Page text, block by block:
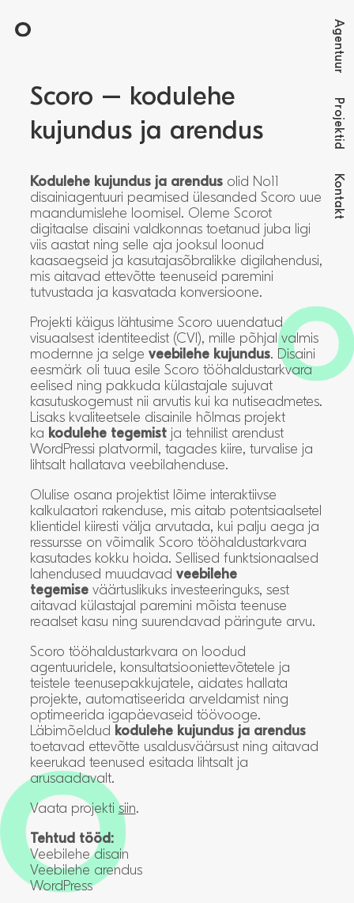
Agentuur
Projektid
Kontakt
Scoro – kodulehe
kujundus ja arendus
Kodulehe kujundus ja arendusolid No11
disainiagentuuri peamised ülesanded Scoro uue
maandumislehe loomisel. Oleme Scorot
digitaalse disaini valdkonnas toetanud juba ligi
viis aastat ning selle aja jooksul loonud
kaasaegseid ja kasutajasõbralikke digilahendusi,
mis aitavad ettevõtte teenuseid paremini
tutvustada ja kasvatada konversioone.
Projekti käigus lähtusime Scoro uuendatud
visuaalsest identiteedist (CVI), mille põhjal valmis
modernne ja selge veebilehe kujundus. Disaini
eesmärk oli tuua esile Scoro tööhaldustarkvara
eelised ning pakkuda külastajale sujuvat
kasutuskogemust nii arvutis kui ka nutiseadmetes.
Lisaks kvaliteetsele disainile hõlmas projekt
ka kodulehe tegemistja tehnilist arendust
WordPressi platvormil, tagades kiire, turvalise ja
lihtsalt hallatava veebilahenduse.
Olulise osana projektist lõime interaktiivse
kalkulaatori rakenduse, mis aitab potentsiaalsetel
klientidel kiiresti välja arvutada, kui palju aega ja
ressursse on võimalik Scoro tööhaldustarkvara
kasutades kokku hoida. Sellised funktsionaalsed
lahendused muudavad veebilehe
tegemiseväärtuslikuks investeeringuks, sest
aitavad külastajal paremini mõista teenuse
reaalset kasu ning suurendavad päringute arvu.
Scoro tööhaldustarkvara on loodud
agentuuridele, konsultatsiooniettevõtetele ja
teistele teenusepakkujatele, aidates hallata
projekte, automatiseerida arveldamist ning
optimeerida igapäevaseid töövooge.
Läbimõeldud kodulehe kujundus ja arendus
toetavad ettevõtte usaldusväärsust ning aitavad
keerukad teenused esitada lihtsalt ja
arusaadavalt.
Vaata projekti siin.
Tehtud tööd:
Veebilehe disain
Veebilehe arendus
WordPress